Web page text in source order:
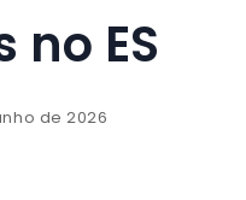
ES
de 2026